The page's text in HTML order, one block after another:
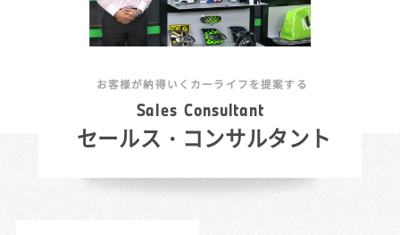
Sales Consultant
セールス・コンサルタント
お客様が納得いくカーライフを提案する